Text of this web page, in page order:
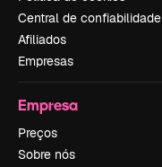
Central de confiabilidade
Afiliados
Empresas
Empresa
Preços
Sobre nós